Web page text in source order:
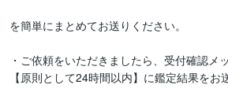
を簡単にまとめてお送りください。
・ご依頼をいただきましたら、受付確認メ
【原則として24時間以内】に鑑定結果をお